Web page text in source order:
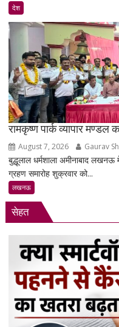
देश
रामकृष्ण पार्क व्यापार
August 7, 2026 Gaurav
बुद्धूलाल धर्मशाला अमीनाबाद लखनऊ
ग्रहण समारोह शुक्रवार को...
लखनऊ
सेहत